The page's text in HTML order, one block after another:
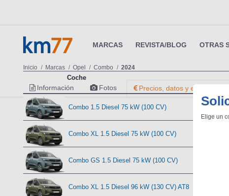
Elige un
MARCAS REVISTA/BLOG OTRAS
Inicio Marcas Opel Combo 2024
Información Fotos Precios, datos y
Coche
Combo 1.5 Diesel 75 kW (100 CV) (08/
Combo XL 1.5 Diesel 75 kW (100 CV)
Combo GS 1.5 Diesel 75 kW (100 CV)
Combo XL 1.5 Diesel 96 kW (130 CV) AT8